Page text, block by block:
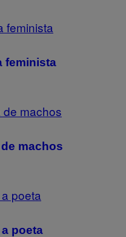
feminista
machos
poeta